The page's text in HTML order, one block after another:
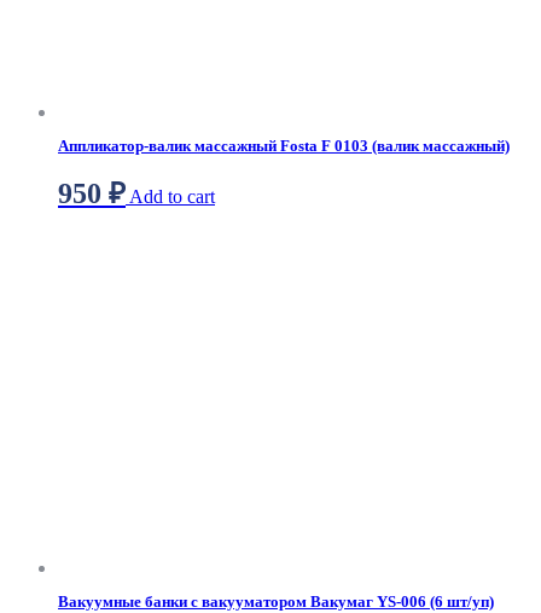
Аппликатор-валик массажный Fosta F 0103 (валик массажный)
950 ₽ Add to cart
Вакуумные банки с вакууматором Вакумаг YS-006 (6 шт/уп)